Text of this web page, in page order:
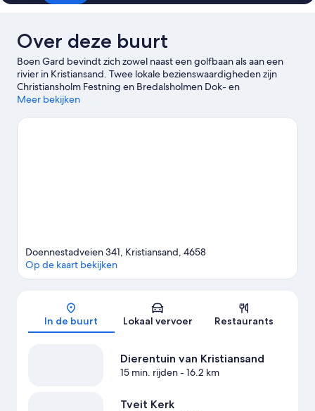
Over deze buurt
Boen Gard bevindt zich zowel naast een golfbaan als aan een
rivier in Kristiansand. Twee lokale bezienswaardigheden zijn
Christiansholm Festning en Bredalsholmen Dok- en
Scheepsbehoudcentrum. Voor wat leuke activiteiten ben je bij
Brennasen aan het juiste adres. Dierentuin van Kristiansand en
Meer bekijken
Kaart
Doennestadveien 341, Kristiansand, 4658
Op de kaart bekijken
In de buurt Lokaal vervoer Restaurants
Dierentuin van Kristiansand
15 min. rijden- 16.2 km
Tveit Kerk